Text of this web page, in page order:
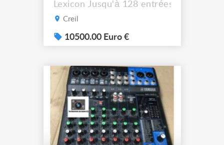
Lexicon Jusqu'à 128 entrées possibles
Mono/stéreo
Creil
10500.00 Euro €